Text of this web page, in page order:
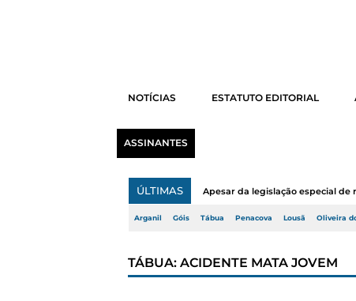
NOTÍCIAS ESTATUTO EDITORIAL
ASSINANTES
ÚLTIMAS Apesar da legislação especial
Arganil Góis Tábua Penacova Lousã Oliveira
TÁBUA: ACIDENTE MATA JOVEM